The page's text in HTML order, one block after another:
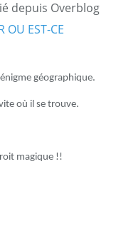
depuis Overblog
géographique.
où il se trouve.
magique !!